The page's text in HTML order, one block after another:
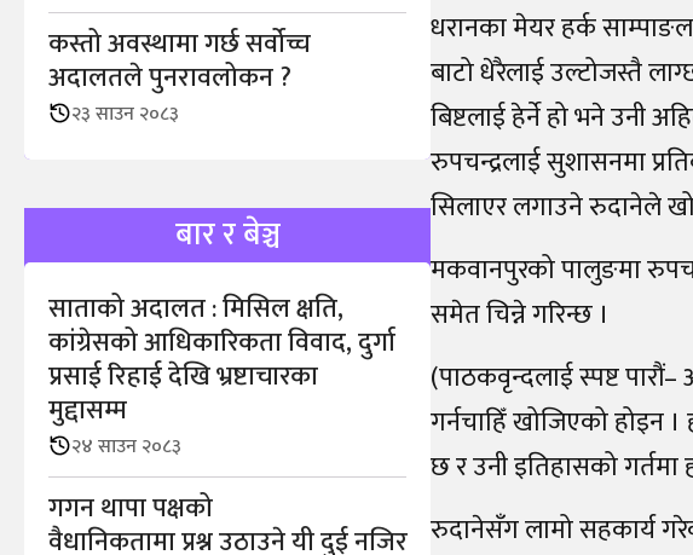
कस्तो अवस्थामा गर्छ सर्वोच्च
अदालतले पुनरावलोकन ?
२३ साउन २०८३
बार र बेञ्च
साताको अदालत : मिसिल क्षति,
कांग्रेसको आधिकारिकता विवाद, दुर्गा
प्रसाई रिहाई देखि भ्रष्टाचारका
मुद्दासम्म
२४ साउन २०८३
गगन थापा पक्षको
वैधानिकतामा प्रश्न उठाउने यी दुई नजिर
धरानका मेयर हर्क
बाटो धेरैलाई उल्टोजस्तै
बिष्टलाई हेर्ने हो भने उनी
रुपचन्द्रलाई सुशासनमा
सिलाएर लगाउने रुदानेले
मकवानपुरको पालुङमा
समेत चिन्ने गरिन्छ ।
(पाठकवृन्दलाई स्पष्ट
गर्नचाहिँ खोजिएको होइन
छ र उनी इतिहासको
रुदानेसँग लामो सहकार्य